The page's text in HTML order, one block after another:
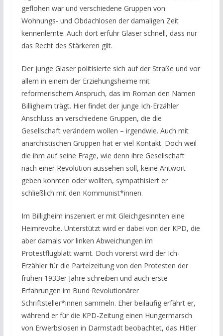
geflohen war und verschiedene Gruppen von
Wohnungs- und Obdachlosen der damaligen Zeit
kennenlernte. Auch dort erfuhr Glaser schnell, dass nur
das Recht des Stärkeren gilt.
Der junge Glaser politisierte sich auf der Straße und vor
allem in einem der Erziehungsheime mit
reformerischem Anspruch, das im Roman den Namen
Billigheim trägt. Hier findet der junge Ich-Erzähler
Anschluss an verschiedene Gruppen, die die
Gesellschaft verändern wollen – irgendwie. Auch mit
anarchistischen Gruppen hat er viel Kontakt. Doch weil
die ihm auf seine Frage, wie denn ihre Gesellschaft
nach einer Revolution aussehen soll, keine Antwort
geben konnten oder wollten, sympathisiert er
schließlich mit den Kommunist*innen.
Im Billigheim inszeniert er mit Gleichgesinnten eine
Heimrevolte. Unterstützt wird er dabei von der KPD, die
aber damals vor linken Abweichungen im
Protestflugblatt warnt. Doch vorerst wird der Ich-
Erzähler für die Parteizeitung von den Protesten der
frühen 1933er Jahre schreiben und auch erste
Erfahrungen im Bund Revolutionärer
Schriftsteller*innen sammeln. Eher beiläufig erfährt er,
während er für die KPD-Zeitung einen Hungermarsch
von Erwerbslosen in Darmstadt beobachtet, das Hitler